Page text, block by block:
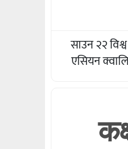
साउन २२
एसियन